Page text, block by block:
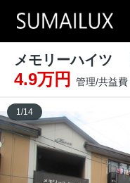
メモリーハイツ
4.9万円 管理/共益費
1 /14